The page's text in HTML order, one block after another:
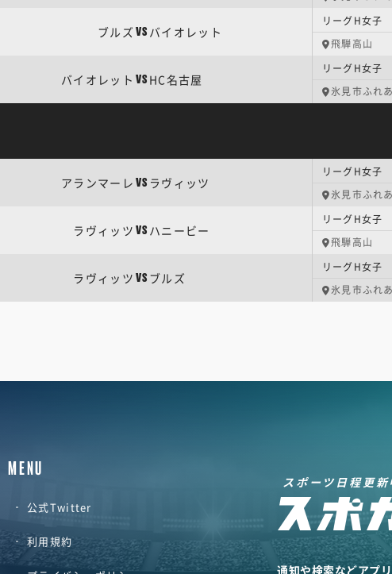
ブルズ VS バイオレット
飛騨高山
バイオレット VS HC名古屋
氷見市ふれ
アランマーレ VS ラヴィッツ
氷見市ふれ
ラヴィッツ VS ハニービー
飛騨高山
ラヴィッツ VS ブルズ
氷見市ふれ
MENU
公式Twitter
利用規約
スポーツ日程更新
通知や検索などアプ